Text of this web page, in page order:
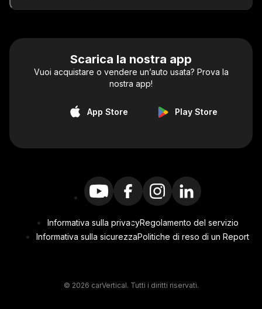
Scarica la nostra app
Vuoi acquistare o vendere un’auto usata? Prova la
nostra app!
App Store Play Store
Informativa sulla privacyRegolamento del servizio
Informativa sulla sicurezzaPolitiche di reso di un Report
© 2026 carVertical. Tutti i diritti riservati.